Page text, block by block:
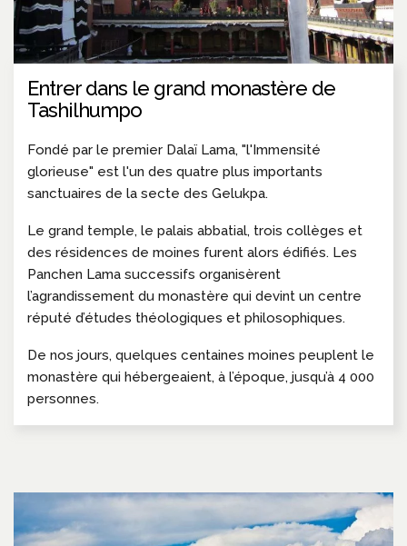
Entrer dans le grand monastère de
Tashilhumpo
Fondé par le premier Dalaï Lama, "l'Immensité
glorieuse" est l'un des quatre plus importants
sanctuaires de la secte des Gelukpa.
Le grand temple, le palais abbatial, trois collèges et
des résidences de moines furent alors édifiés. Les
Panchen Lama successifs organisèrent
l’agrandissement du monastère qui devint un centre
réputé d’études théologiques et philosophiques.
De nos jours, quelques centaines moines peuplent le
monastère qui hébergeaient, à l’époque, jusqu’à 4 000
personnes.